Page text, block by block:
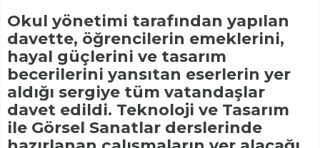
Okul yönetimi tarafından yapılan
davette, öğrencilerin emeklerini,
hayal güçlerini ve tasarım
becerilerini yansıtan eserlerin yer
aldığı sergiye tüm vatandaşlar
davet edildi. Teknoloji ve Tasarım
ile Görsel Sanatlar derslerinde